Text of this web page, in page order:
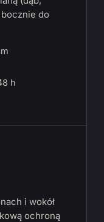
do
h
i wokół
ochroną